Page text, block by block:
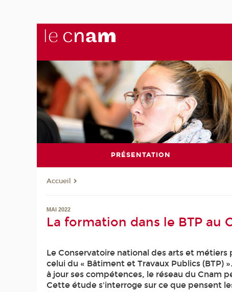
PRÉSENTATION
Accueil
MAI 2022
La formation dans le BTP au
Le Conservatoire national des arts et
celui du « Bâtiment et Travaux Publics
à jour ses compétences, le réseau du Cnam
Cette étude s'interroge sur ce que pensent